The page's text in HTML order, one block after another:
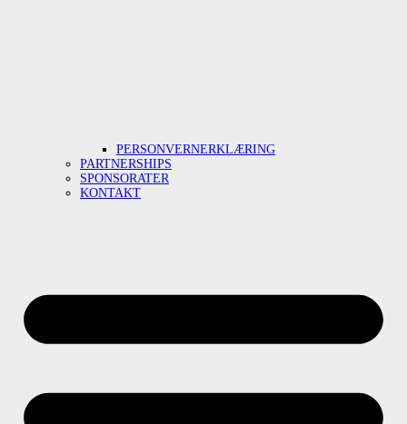
PERSONVERNERKLÆRING
PARTNERSHIPS
SPONSORATER
KONTAKT